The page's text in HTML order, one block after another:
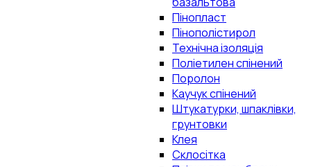
Пінопласт
Пінополістирол
Технічна ізоляція
Поліетилен спінений
Поролон
Каучук спінений
Штукатурки, шпаклівки,
грунтовки
Клея
Склосітка